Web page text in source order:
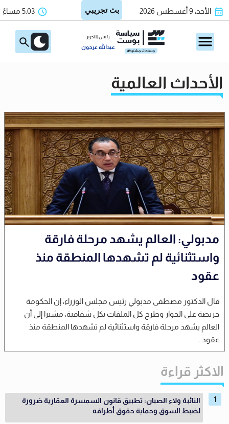
الأحد، 9 أغسطس 2026 5:03 مساءً
رئيس التحرير
عبدالله عرجون
الأحداث العالمية
مدبولي: العالم يشهد مرحلة فارقة
واستثنائية لم تشهدها المنطقة منذ
عقود
قال الدكتور مصطفى مدبولي رئيس مجلس الوزراء، إن الحكومة
حريصة على الحوار وطرح كل الملفات بكل شفافية، مشيرا إلى أن
العالم يشهد مرحلة فارقة واستثنائية لم تشهدها المنطقة منذ
عقود...
الاكثر قراءة
النائبة ولاء الصبان: تطبيق قانون السمسرة العقارية ضرورة
لضبط السوق وحماية حقوق أطرافه